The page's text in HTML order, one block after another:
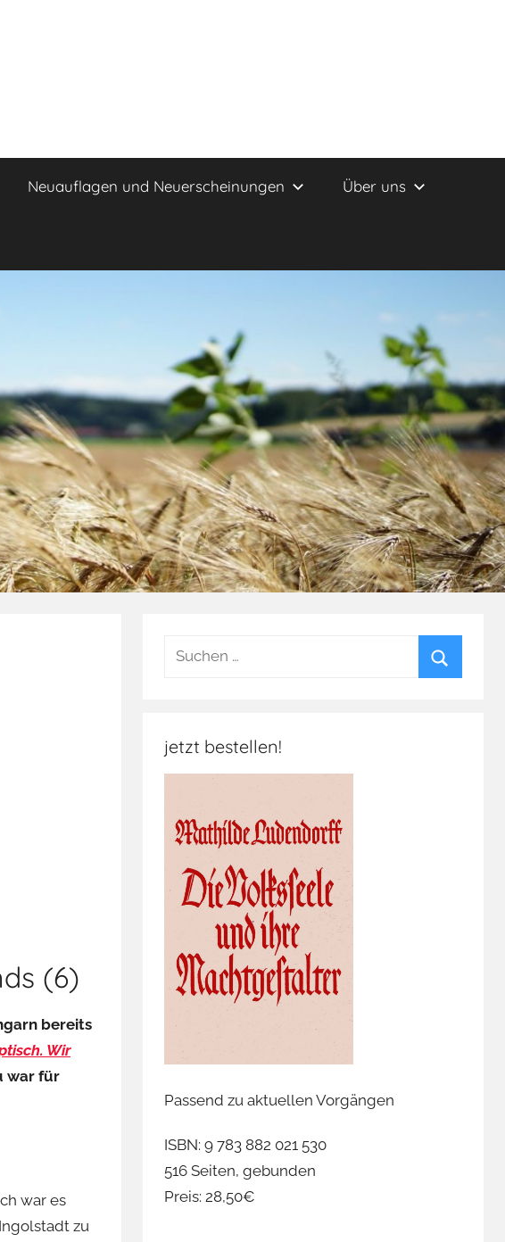
Neuauflagen und Neuerscheinungen Über uns
(6)
bereits
Wir
war für
war es
zu
Suchen
jetzt bestellen!
Passend zu aktuellen Vorgängen
ISBN: 9 783 882 021 530
516 Seiten, gebunden
Preis: 28,50€